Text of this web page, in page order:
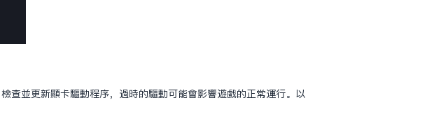
查並更新顯卡驅動程序，過時的驅動可能會影響遊戲的正常運行。以